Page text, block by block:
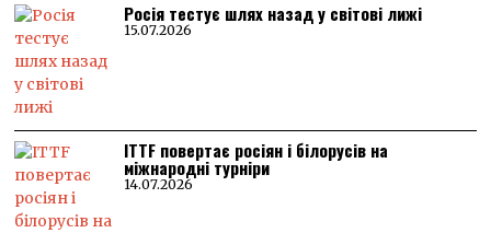
Росія тестує шлях назад у світові лижі
15.07.2026
ITTF повертає росіян і білорусів на
міжнародні турніри
14.07.2026